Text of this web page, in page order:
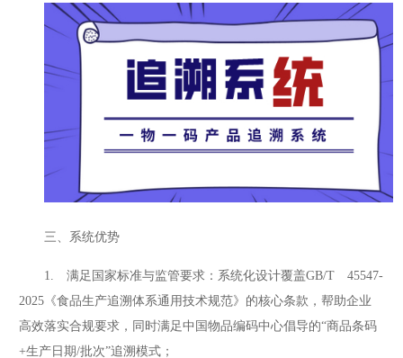
三、系统优势
1. 满足国家标准与监管要求：系统化设计覆盖GB/T 45547-
2025《食品生产追溯体系通用技术规范》的核心条款，帮助企业
高效落实合规要求，同时满足中国物品编码中心倡导的“商品条码
+生产日期/批次”追溯模式；